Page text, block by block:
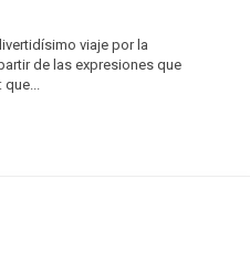
viaje por la
de las expresiones que
que...